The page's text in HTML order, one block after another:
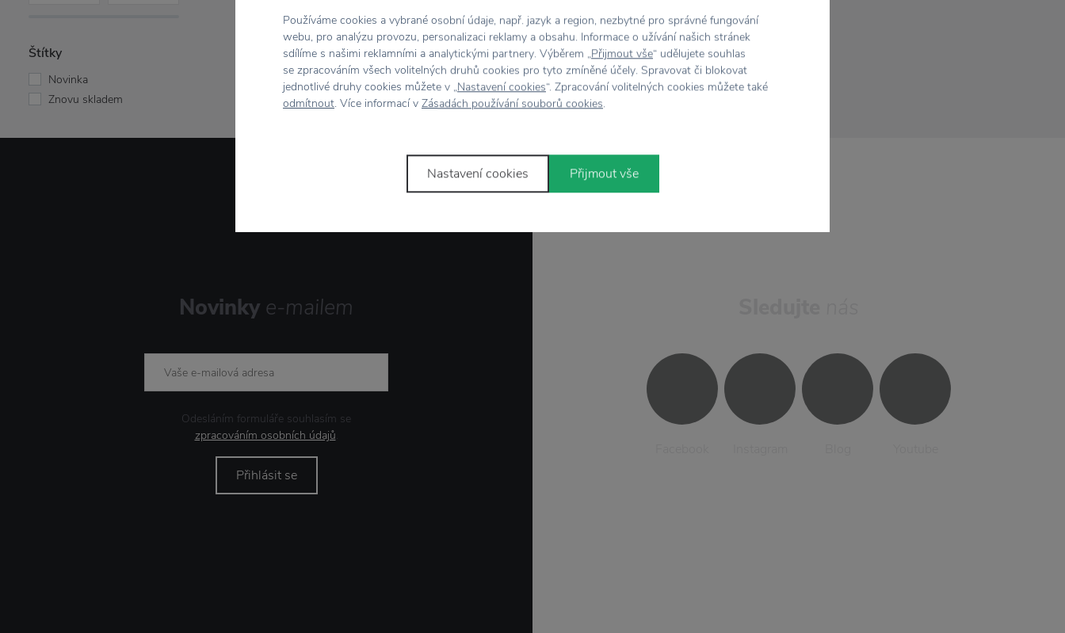
Štítky
Novinka
Znovu skladem
Novinky e-mailem
Odesláním formuláře souhlasím se
zpracováním osobních údajů.
Přihlásit se
Používáme cookies a vybrané osobní údaje, např. jazyk a region, nezbytné pro správné fungování
webu, pro analýzu provozu, personalizaci reklamy a obsahu. Informace o užívání našich stránek
sdílíme s našimi reklamními a analytickými partnery. Výběrem „Přijmout vše“ udělujete souhlas
se zpracováním všech volitelných druhů cookies pro tyto zmíněné účely. Spravovat či blokovat
jednotlivé druhy cookies můžete v „Nastavení cookies“. Zpracování volitelných cookies můžete také
odmítnout. Více informací v Zásadách používání souborů cookies.
Nastavení cookies Přijmout vše